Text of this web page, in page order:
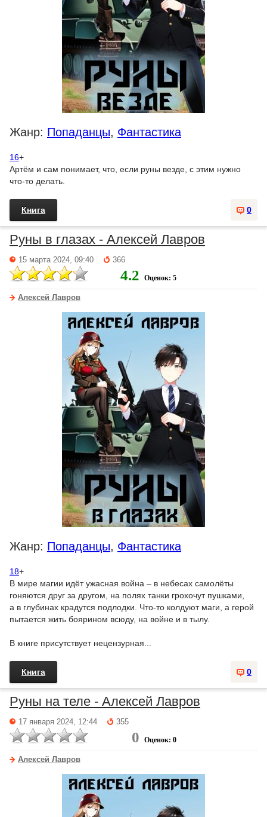
Жанр: Попаданцы, Фантастика
16+
Артём и сам понимает, что, если руны везде, с этим нужно
что-то делать.
0
Книга
Руны в глазах - Алексей Лавров
15 марта 2024, 09:40 366
4.2 Оценок: 5
Алексей Лавров
Жанр: Попаданцы, Фантастика
18+
В мире магии идёт ужасная война – в небесах самолёты
гоняются друг за другом, на полях танки грохочут пушками,
а в глубинах крадутся подлодки. Что-то колдуют маги, а герой
пытается жить боярином всюду, на войне и в тылу.
В книге присутствует нецензурная...
0
Книга
Руны на теле - Алексей Лавров
17 января 2024, 12:44 355
0 Оценок: 0
Алексей Лавров